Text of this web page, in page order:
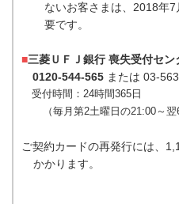
ないお客さまは、2018年
要です。
■三菱ＵＦＪ銀行 喪失受付セン
0120-544-565 または 03-
受付時間：24時間365日
（毎月第2土曜日の21:00～翌
ご契約カードの再発行には、
かかります。